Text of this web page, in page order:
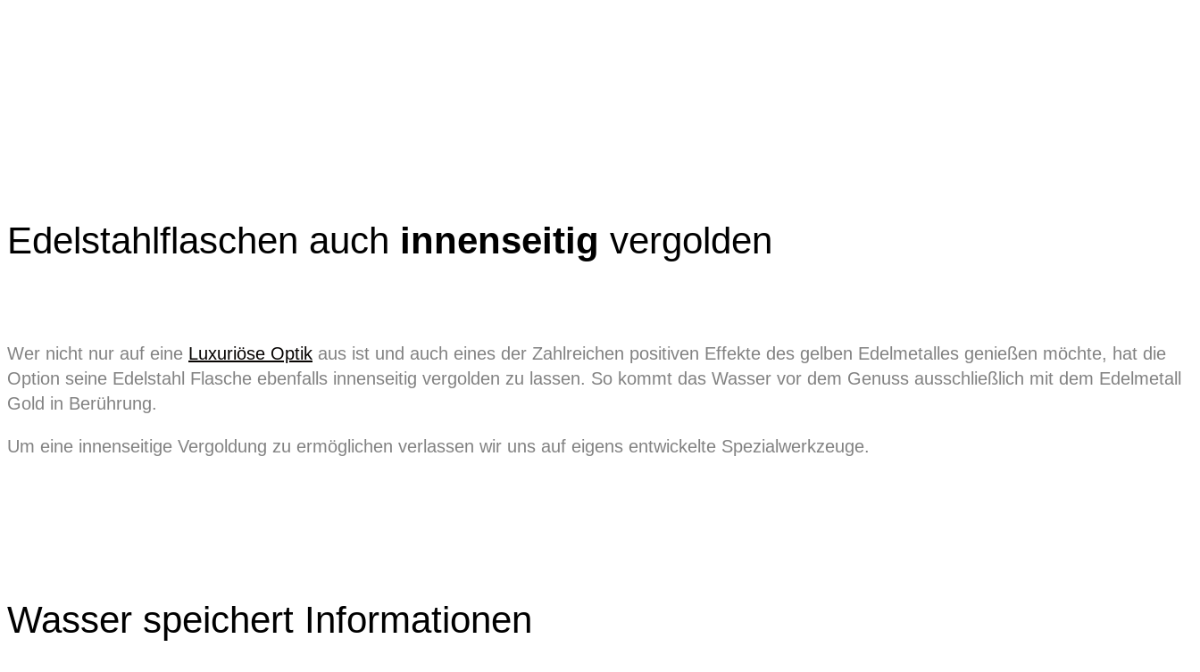
Edelstahlflaschen auch innenseitig vergolden
Wer nicht nur auf eine Luxuriöse Optik aus ist und auch eines der Zahlreichen positiven Effekte des gelben Edelmetalles genießen möchte, hat die
Option seine Edelstahl Flasche ebenfalls innenseitig vergolden zu lassen. So kommt das Wasser vor dem Genuss ausschließlich mit dem Edelmetall
Gold in Berührung.
Um eine innenseitige Vergoldung zu ermöglichen verlassen wir uns auf eigens entwickelte Spezialwerkzeuge.
Wasser speichert Informationen